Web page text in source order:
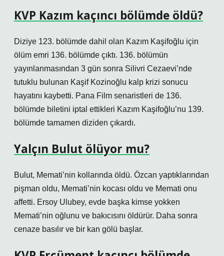
KVP Kazım kaçıncı bölümde öldü?
Diziye 123. bölümde dahil olan Kazım Kaşifoğlu için
ölüm emri 136. bölümde çıktı. 136. bölümün
yayınlanmasından 3 gün sonra Silivri Cezaevi’nde
tutuklu bulunan Kaşif Kozinoğlu kalp krizi sonucu
hayatını kaybetti. Pana Film senaristleri de 136.
bölümde biletini iptal ettikleri Kazım Kaşifoğlu’nu 139.
bölümde tamamen diziden çıkardı.
Yalçın Bulut ölüyor mu?
Bulut, Memati’nin kollarında öldü. Özcan yaptıklarından
pişman oldu, Memati’nin kocası oldu ve Memati onu
affetti. Ersoy Ulubey, evde başka kimse yokken
Memati’nin oğlunu ve bakıcısını öldürür. Daha sonra
cenaze basılır ve bir kan gölü başlar.